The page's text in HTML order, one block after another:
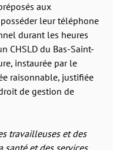
aux
leur téléphone
durant les heures
CHSLD du Bas-Saint-
instaurée par le
raisonnable, justifiée
de gestion de
travailleuses et des
santé et des services